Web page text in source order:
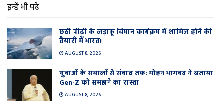
इन्हें भी पढ़े
छठी पीढ़ी के लड़ाकू विमान कार्यक्रम में शामिल होने की
तैयारी में भारत!
AUGUST 8, 2026
युवाओं के सवालों से संवाद तक: मोहन भागवत ने बताया
Gen-Z को समझने का रास्ता
AUGUST 8, 2026